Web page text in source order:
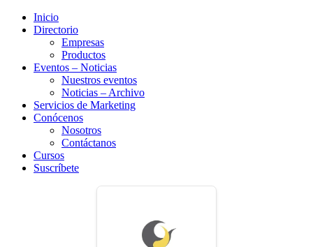
Inicio
Directorio
Empresas
Productos
Eventos – Noticias
Nuestros eventos
Noticias – Archivo
Servicios de Marketing
Conócenos
Nosotros
Contáctanos
Cursos
Suscríbete